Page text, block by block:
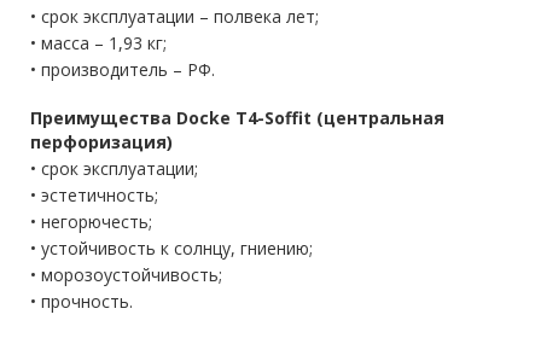
• срок эксплуатации – полвека лет;
• масса – 1,93 кг;
• производитель – РФ.
Преимущества Docke T4-Soffit (центральная
перфоризация)
• срок эксплуатации;
• эстетичность;
• негорючесть;
• устойчивость к солнцу, гниению;
• морозоустойчивость;
• прочность.